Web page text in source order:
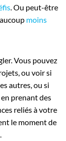
. Ou peut-être
moins
Vous pouvez
ou voir si
autres, ou si
prenant des
reliés à votre
le moment de